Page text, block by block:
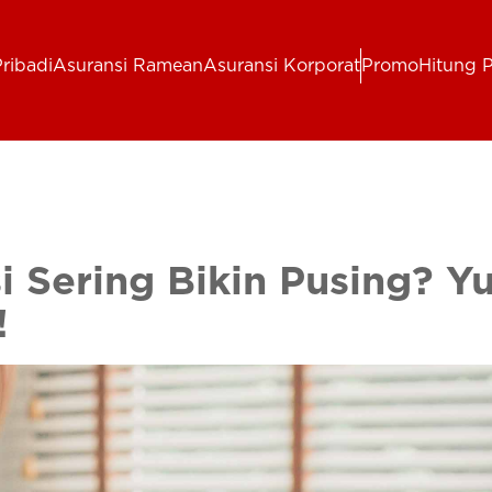
Asuransi RameanAsuransi KorporatPromoHitung
Sering Bikin Pusing?